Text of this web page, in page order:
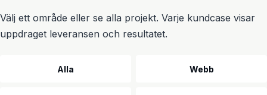
Välj ett område eller se alla projekt. Varje kundcase visar
uppdraget leveransen och resultatet.
Alla Webb